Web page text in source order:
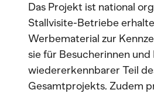
Das Projekt ist national
Stallvisite-Betriebe
Werbematerial zur
sie für Besucherinnen und
wiedererkennbarer Teil
Gesamtprojekts. Zudem